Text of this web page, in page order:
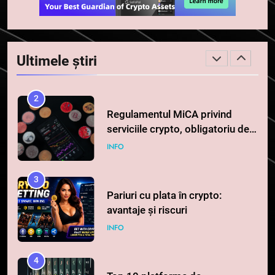
Ultimele știri
764 de „balene” dețin 94% din
SHIB, iar prețul se îndreaptă
spre o depășire a pragului de
0,000005 dolari
2
Regulamentul MiCA privind
serviciile crypto, obligatoriu de
la 1 iulie în România
INFO
3
Pariuri cu plata în crypto:
avantaje și riscuri
INFO
4